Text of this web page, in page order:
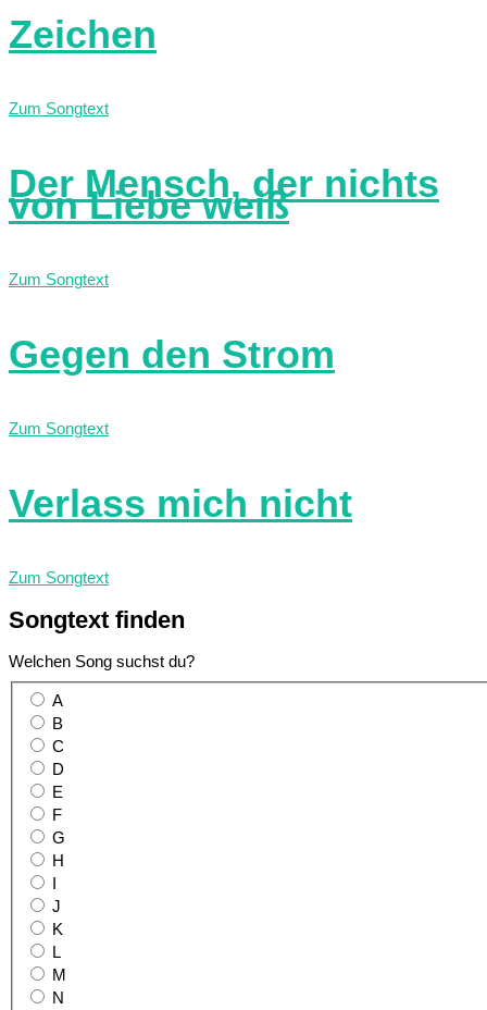
Zeichen
Zum Songtext
Der Mensch, der nichts
von Liebe weiß
Zum Songtext
Gegen den Strom
Zum Songtext
Verlass mich nicht
Zum Songtext
Songtext finden
Welchen Song suchst du?
A
B
C
D
E
F
G
H
J
K
L
M
N